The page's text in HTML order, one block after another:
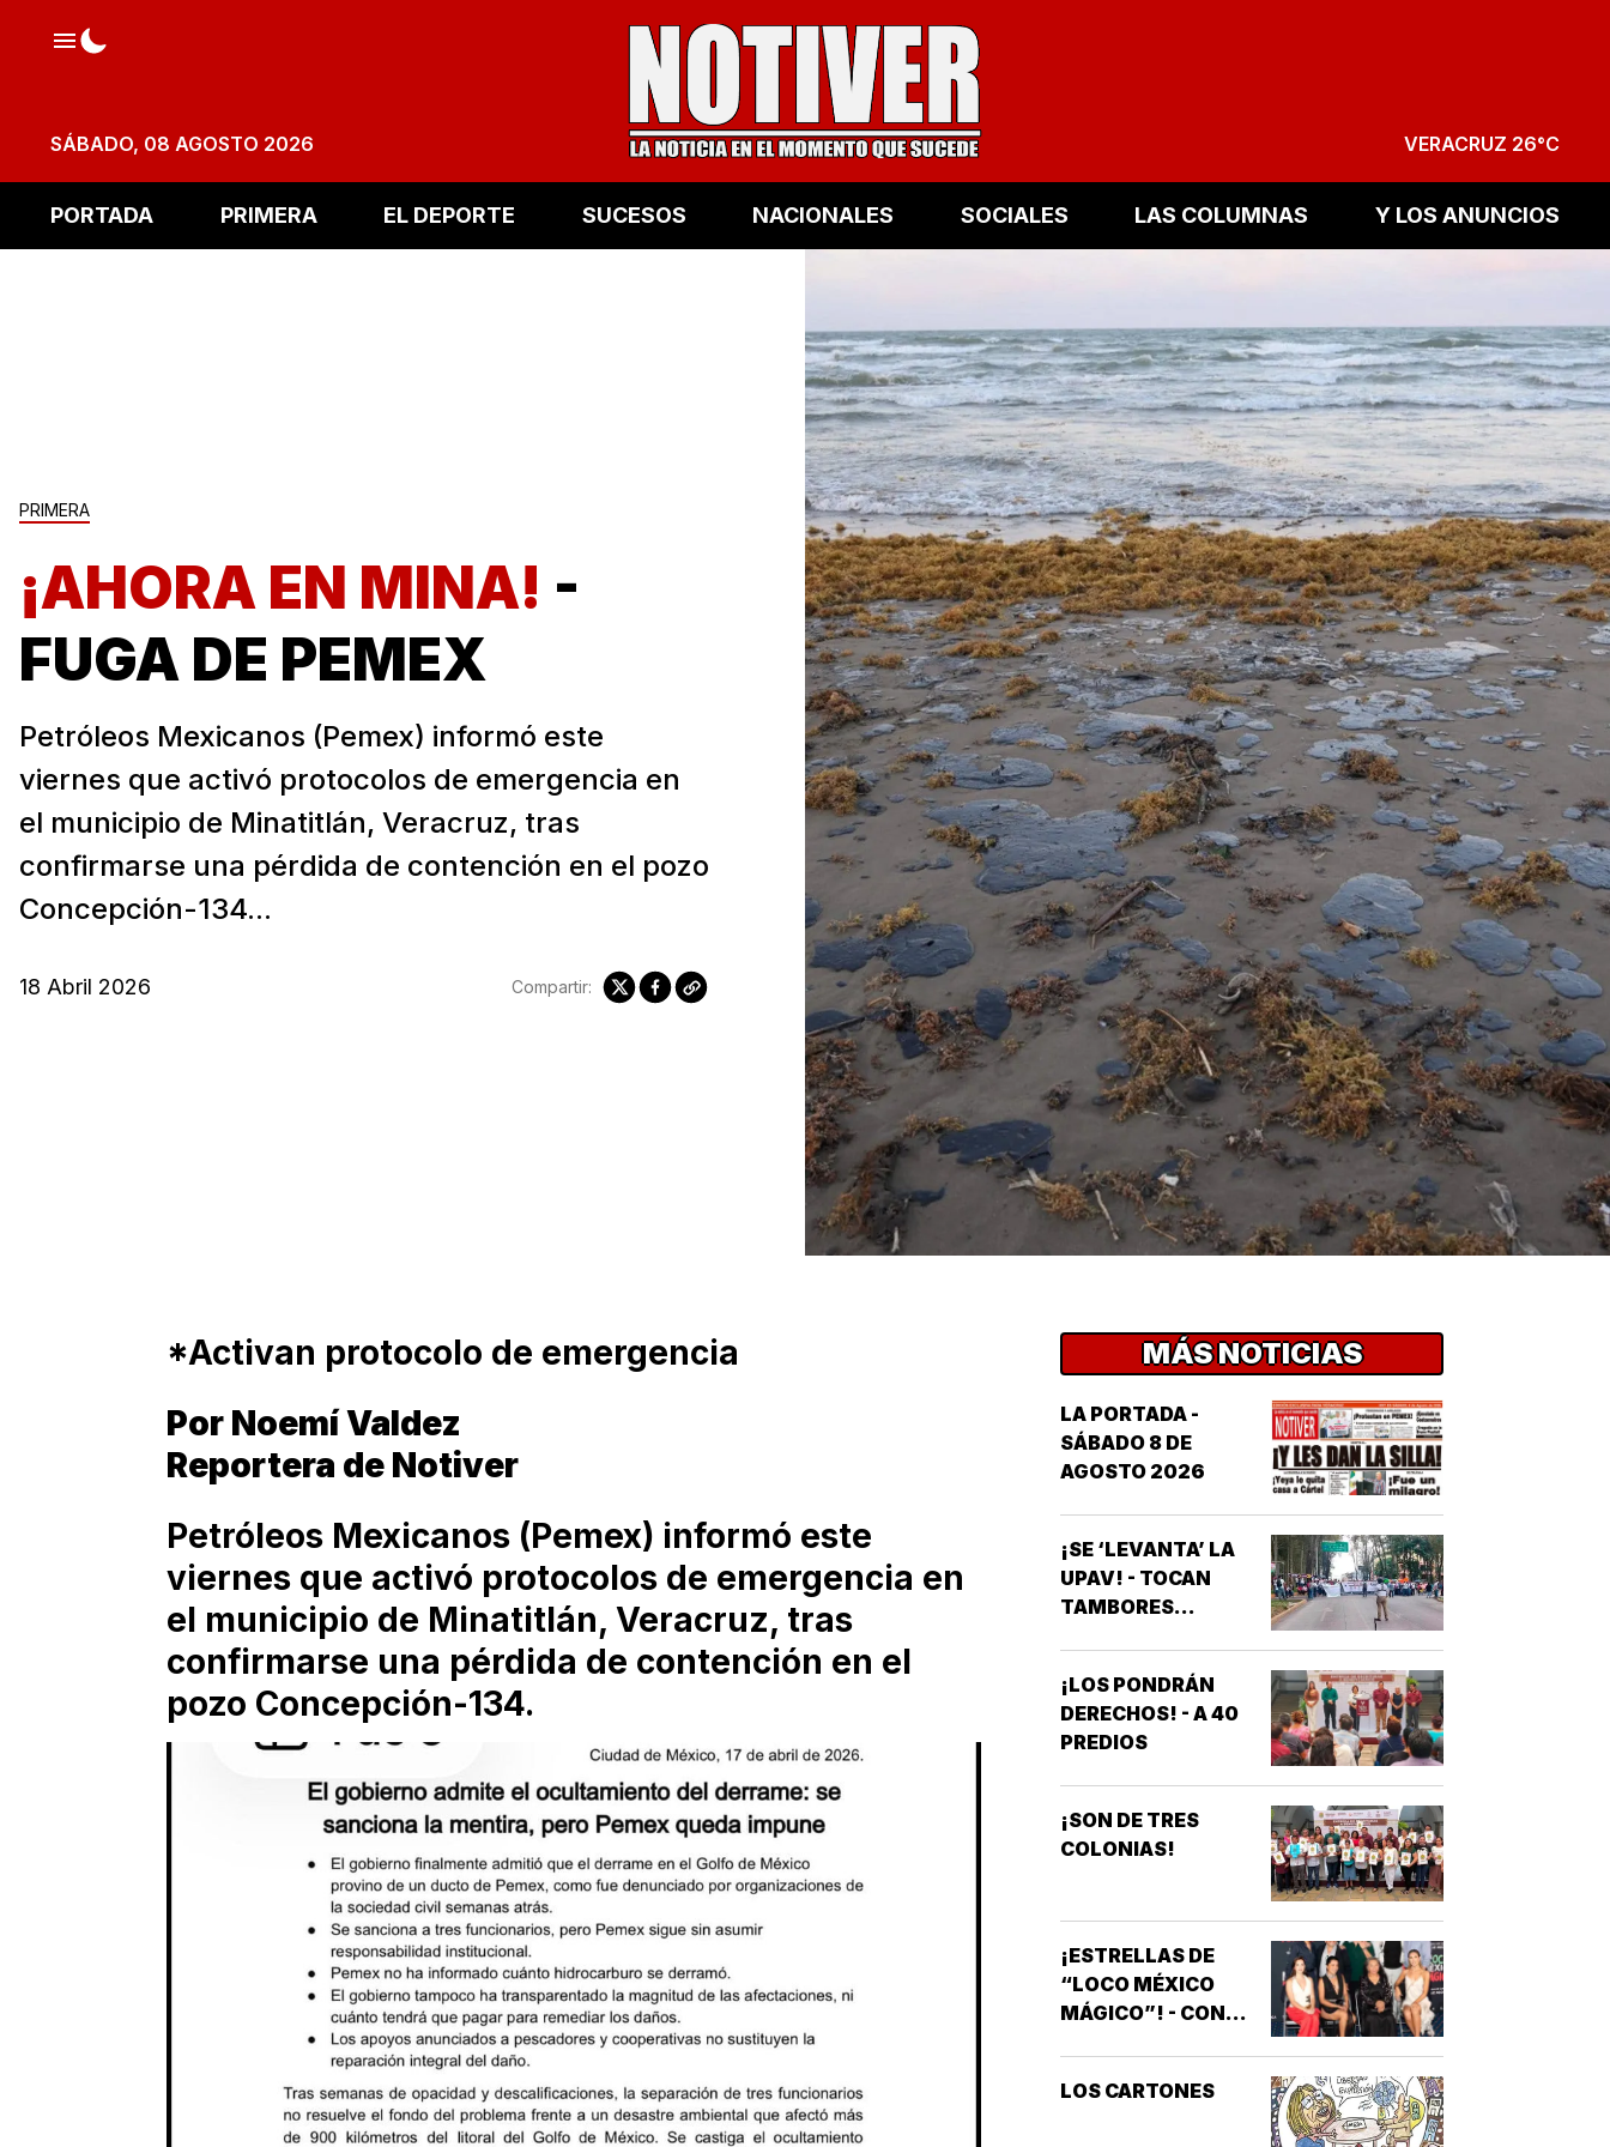
SÁBADO, 08 AGOSTO 2026 VERACRUZ 26°C
PORTADA PRIMERA EL DEPORTE SUCESOS NACIONALES SOCIALES LAS COLUMNAS Y LOS ANUNCIOS
PRIMERA
¡AHORA EN MINA! -
FUGA DE PEMEX
Petróleos Mexicanos (Pemex) informó este
viernes que activó protocolos de emergencia en
el municipio de Minatitlán, Veracruz, tras
confirmarse una pérdida de contención en el pozo
Concepción-134...
18 Abril 2026 Compartir:
*Activan protocolo de emergencia
Por Noemí Valdez
Reportera de Notiver
Petróleos Mexicanos (Pemex) informó este
viernes que activó protocolos de emergencia en
el municipio de Minatitlán, Veracruz, tras
confirmarse una pérdida de contención en el
pozo Concepción-134.
MÁS NOTICIAS
LA PORTADA -
SÁBADO 8 DE
AGOSTO 2026
¡SE ‘LEVANTA’ LA
UPAV! - TOCAN
TAMBORES...
¡LOS PONDRÁN
DERECHOS! - A 40
PREDIOS
¡SON DE TRES
COLONIAS!
¡ESTRELLAS DE
“LOCO MÉXICO
MÁGICO”! - CON
LOS CARTONES